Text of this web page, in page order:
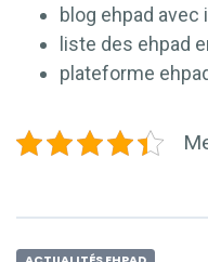
blog ehpad
liste des ehpad
plateforme